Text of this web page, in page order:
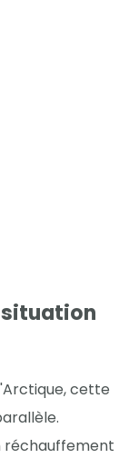
situation
cette
réchauffement